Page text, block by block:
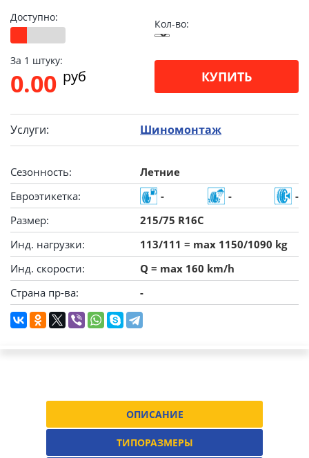
Доступно:
Кол-во:
За 1 штуку:
0.00 pуб КУПИТЬ
Услуги: Шиномонтаж
Сезонность:
Летние
Евроэтикетка:
- -
-
Размер:
215/75 R16C
Инд. нагрузки:
113/111 = max 1150/1090 kg
Инд. скорости:
Q = max 160 km/h
Страна пр-ва:
-
ОПИСАНИЕ
ТИПОРАЗМЕРЫ